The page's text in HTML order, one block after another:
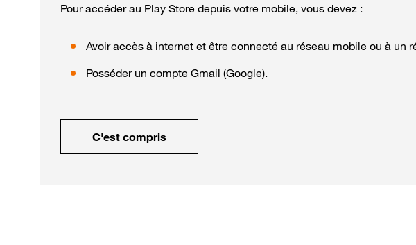
Pour accéder au Play Store depuis votre mobile, vous devez :
Avoir accès à internet et être connecté au réseau mobile ou à un
Posséder un compte Gmail (Google).
C'est compris